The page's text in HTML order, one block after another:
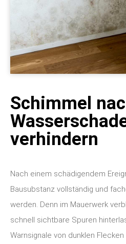
Schimmel
verhindern
Nach einem schädigendem
Bausubstanz vollständig und
werden. Denn im Mauerwerk
schnell sichtbare Spuren
Warnsignale von dunklen